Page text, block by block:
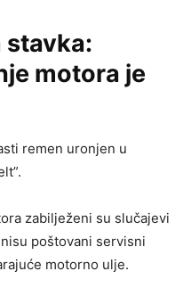
stavka:
motora je
remen uronjen u
zabilježeni su slučajevi
poštovani servisni
motorno ulje.